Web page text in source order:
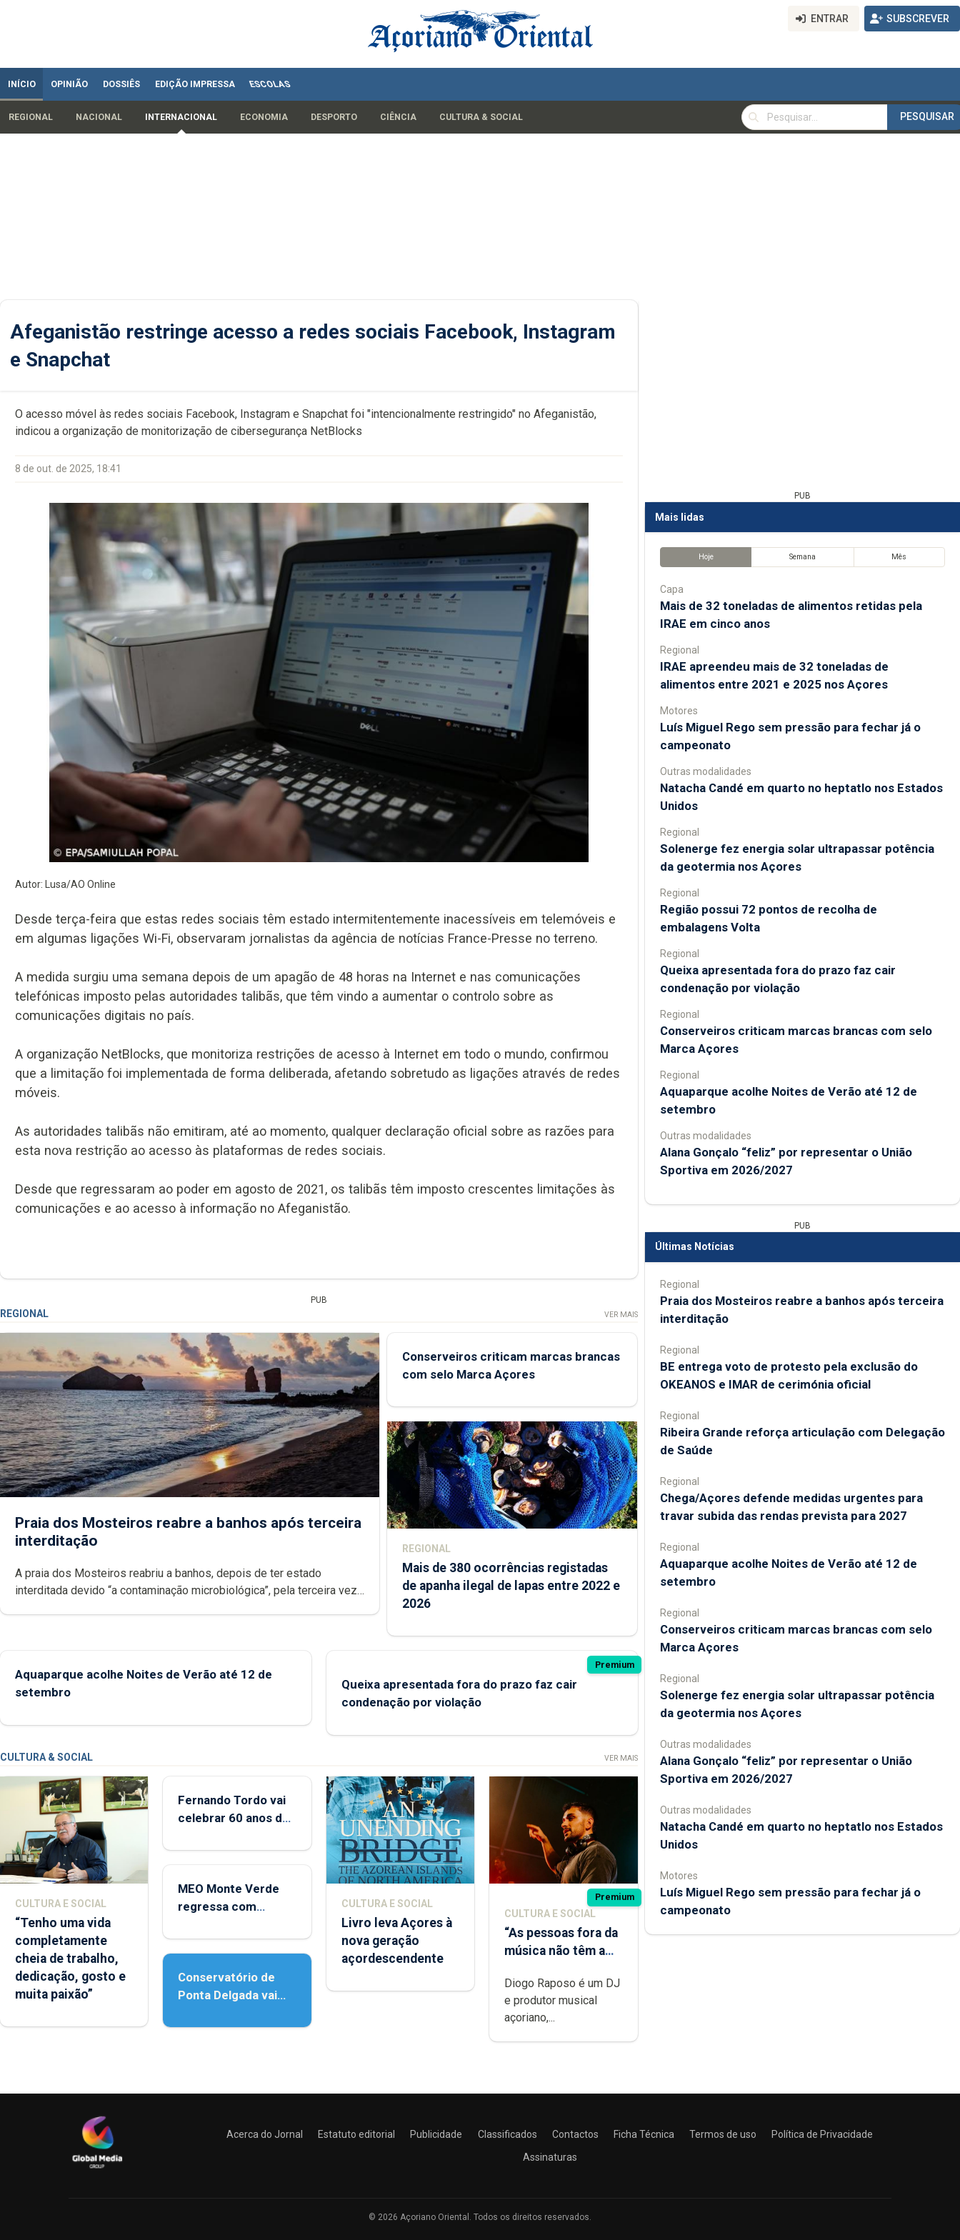
ENTRAR SUBSCREVER
INÍCIO OPINIÃO DOSSIÊS EDIÇÃO IMPRESSA ESCOLAS
REGIONAL NACIONAL INTERNACIONAL ECONOMIA DESPORTO CIÊNCIA CULTURA & SOCIAL
PESQUISAR
PESQUISAR
Afeganistão restringe acesso a redes sociais Facebook, Instagram
e Snapchat
O acesso móvel às redes sociais Facebook, Instagram e Snapchat foi "intencionalmente restringido" no Afeganistão,
indicou a organização de monitorização de cibersegurança NetBlocks
8 de out. de 2025, 18:41
Autor: Lusa/AO Online
Desde terça-feira que estas redes sociais têm estado intermitentemente inacessíveis em telemóveis e
em algumas ligações Wi-Fi, observaram jornalistas da agência de notícias France-Presse no terreno.
A medida surgiu uma semana depois de um apagão de 48 horas na Internet e nas comunicações
telefónicas imposto pelas autoridades talibãs, que têm vindo a aumentar o controlo sobre as
comunicações digitais no país.
A organização NetBlocks, que monitoriza restrições de acesso à Internet em todo o mundo, confirmou
que a limitação foi implementada de forma deliberada, afetando sobretudo as ligações através de redes
móveis.
As autoridades talibãs não emitiram, até ao momento, qualquer declaração oficial sobre as razões para
esta nova restrição ao acesso às plataformas de redes sociais.
Desde que regressaram ao poder em agosto de 2021, os talibãs têm imposto crescentes limitações às
comunicações e ao acesso à informação no Afeganistão.
PUB
REGIONAL VER MAIS
Praia dos Mosteiros reabre a banhos após terceira
interditação
A praia dos Mosteiros reabriu a banhos, depois de ter estado
interditada devido “a contaminação microbiológica”, pela terceira vez
Conserveiros criticam marcas brancas
com selo Marca Açores
REGIONAL
Mais de 380 ocorrências registadas
de apanha ilegal de lapas entre 2022 e
2026
Aquaparque acolhe Noites de Verão até 12 de
setembro
Premium
Queixa apresentada fora do prazo faz cair
condenação por violação
CULTURA & SOCIAL VER MAIS
CULTURA E SOCIAL
“Tenho uma vida
completamente
cheia de trabalho,
dedicação, gosto e
muita paixão”
Fernando Tordo vai
celebrar 60 anos de
Micaelense
MEO Monte Verde
regressa com
acessibilidade
Conservatório de
Ponta Delgada vai
instrumentos
CULTURA E SOCIAL
Livro leva Açores à
nova geração
açordescendente
Premium
CULTURA E SOCIAL
“As pessoas fora da
música não têm a
difícil é produzir
uma música”
Diogo Raposo é um DJ
e produtor musical
açoriano,...
PUB
Mais lidas
Hoje Semana Mês
Capa
Mais de 32 toneladas de alimentos retidas pela
IRAE em cinco anos
Regional
IRAE apreendeu mais de 32 toneladas de
alimentos entre 2021 e 2025 nos Açores
Motores
Luís Miguel Rego sem pressão para fechar já o
campeonato
Outras modalidades
Natacha Candé em quarto no heptatlo nos Estados
Unidos
Regional
Solenerge fez energia solar ultrapassar potência
da geotermia nos Açores
Regional
Região possui 72 pontos de recolha de
embalagens Volta
Regional
Queixa apresentada fora do prazo faz cair
condenação por violação
Regional
Conserveiros criticam marcas brancas com selo
Marca Açores
Regional
Aquaparque acolhe Noites de Verão até 12 de
setembro
Outras modalidades
Alana Gonçalo “feliz” por representar o União
Sportiva em 2026/2027
PUB
Últimas Notícias
Regional
Praia dos Mosteiros reabre a banhos após terceira
interditação
Regional
BE entrega voto de protesto pela exclusão do
OKEANOS e IMAR de cerimónia oficial
Regional
Ribeira Grande reforça articulação com Delegação
de Saúde
Regional
Chega/Açores defende medidas urgentes para
travar subida das rendas prevista para 2027
Regional
Aquaparque acolhe Noites de Verão até 12 de
setembro
Regional
Conserveiros criticam marcas brancas com selo
Marca Açores
Regional
Solenerge fez energia solar ultrapassar potência
da geotermia nos Açores
Outras modalidades
Alana Gonçalo “feliz” por representar o União
Sportiva em 2026/2027
Outras modalidades
Natacha Candé em quarto no heptatlo nos Estados
Unidos
Motores
Luís Miguel Rego sem pressão para fechar já o
campeonato
Acerca do Jornal Estatuto editorial Publicidade Classificados Contactos Ficha Técnica Termos de uso
Política de Privacidade
Assinaturas
© 2026 Açoriano Oriental. Todos os direitos reservados.